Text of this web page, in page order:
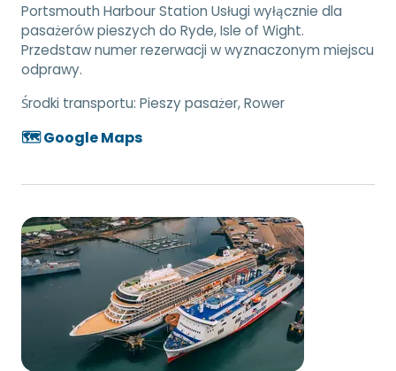
Portsmouth Harbour Station Usługi wyłącznie dla
pasażerów pieszych do Ryde, Isle of Wight.
Przedstaw numer rezerwacji w wyznaczonym miejscu
odprawy.
Środki transportu: Pieszy pasażer, Rower
🗺️ Google Maps